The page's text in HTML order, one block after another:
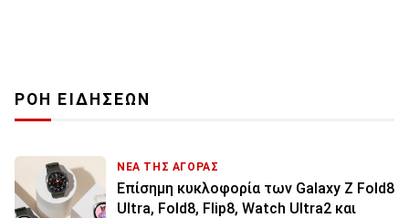
ΡΟΗ ΕΙΔΗΣΕΩΝ
ΝΕΑ ΤΗΣ ΑΓΟΡΑΣ
Επίσημη κυκλοφορία των Galaxy Z Fold8
Ultra, Fold8, Flip8, Watch Ultra2 και